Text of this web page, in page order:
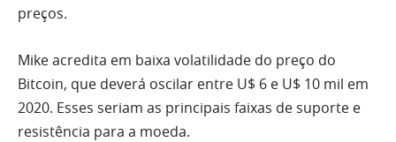
preços.
Mike acredita em baixa volatilidade do preço do
Bitcoin, que deverá oscilar entre U$ 6 e U$ 10 mil em
2020. Esses seriam as principais faixas de suporte e
resistência para a moeda.